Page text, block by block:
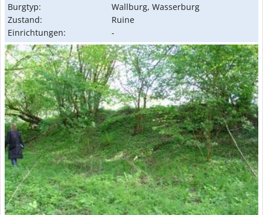
Burgtyp:
Wallburg, Wasserburg
Zustand:
Ruine
Einrichtungen:
-